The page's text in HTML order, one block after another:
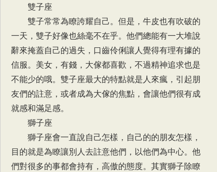
雙子座
雙子常常為瞭誇耀自己。但是，牛皮也有吹破的
一天，雙子好像也絲毫不在乎。他們總能有一大堆說
辭來掩蓋自己的過失，口齒伶俐讓人覺得有理有據的
信服。美女，有錢，大傢都喜歡，不過精神追求也是
不能少的哦。雙子座最大的特點就是人來瘋，引起朋
友們的註意，或者成為大傢的焦點，會讓他們很有成
就感和滿足感。
獅子座
獅子座會一直說自己怎樣，自己的的朋友怎樣，
目的就是為瞭讓別人去註意他們，以他們為中心。他
們對很多的事都會持有，高傲的態度。其實獅子除瞭